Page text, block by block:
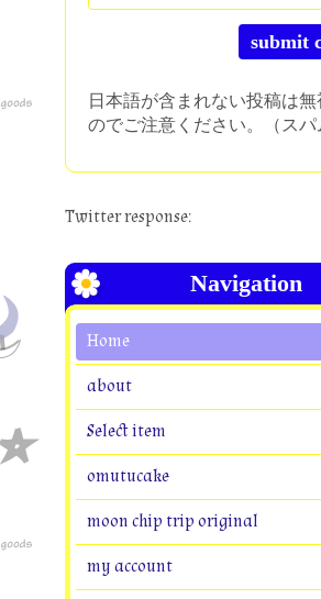
日本語が含まれない投稿は
のでご注意ください。（スパ
Twitter response:
Navigation
Home
about
Select item
omutucake
moon chip trip original
my account